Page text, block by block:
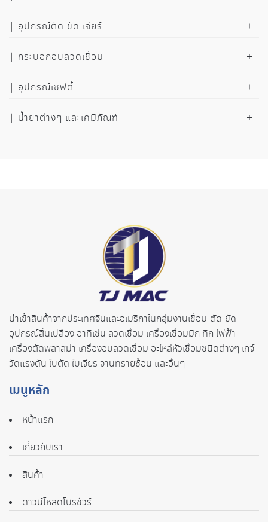
อุปกรณ์ตัด ขัด เจียร์
กระบอกอบลวดเชื่อม
อุปกรณ์เซฟตี้
น้ำยาต่างๆ และเคมีภัณฑ์
นำเข้าสินค้าจากประเทศจีนและอเมริกาในกลุ่มงานเชื่อม-ตัด-ขัด
อุปกรณ์สิ้นเปลือง อาทิเช่น ลวดเชื่อม เครื่องเชื่อมมิก ทิก ไฟฟ้า
เครื่องตัดพลาสม่า เครื่องอบลวดเชื่อม อะไหล่หัวเชื่อมชนิดต่างๆ เกจ์
วัดแรงดัน ใบตัด ใบเจียร จานทรายซ้อน และอื่นๆ
เมนูหลัก
หน้าแรก
เกี่ยวกับเรา
สินค้า
ดาวน์โหลดโบรชัวร์